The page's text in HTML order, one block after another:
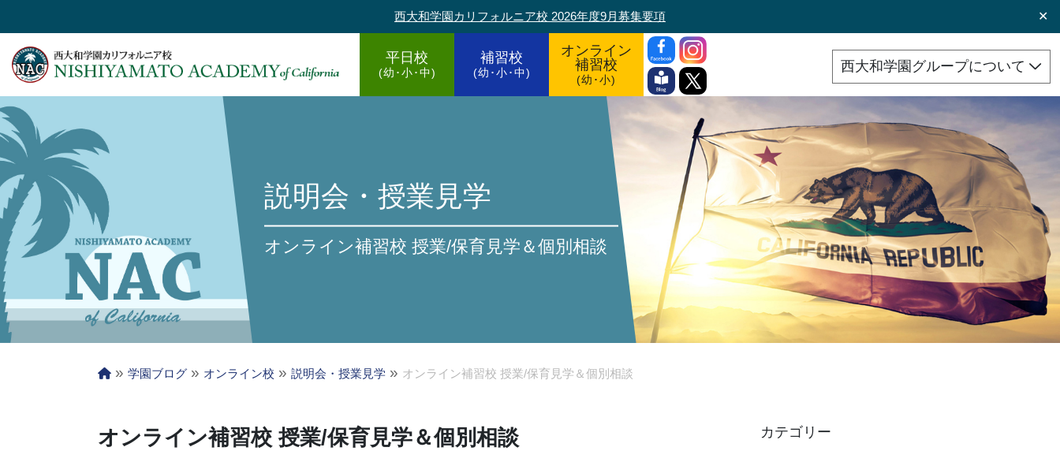
西大和学園カリフォルニア校 2026年度9月募集要項 ✕
平日校
(幼･小･中)
補習校
(幼･小･中)
オンライン
補習校
(幼･小)
西大和学園グループについて
説明会・授業見学
オンライン補習校 授業/保育見学＆個別相談
» 学園ブログ » オンライン校 » 説明会・授業見学 » オンライン補習校 授業/保育見学＆個別相談
オンライン補習校 授業/保育見学＆個別相談 カテゴリー